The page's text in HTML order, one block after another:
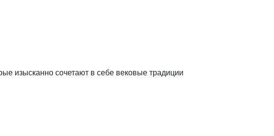
изысканно сочетают в себе вековые традиции